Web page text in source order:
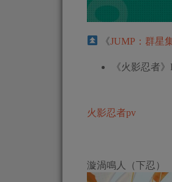
《JUMP：群星
《火影忍者
火影忍者pv
漩渦鳴人（下忍）